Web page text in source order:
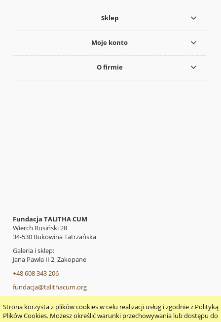
Strona korzysta z plików cookies w celu realizacji usług i zgodnie z Polityką
Plików Cookies. Możesz określić warunki przechowywania lub dostępu do
Sklep
Moje konto
O firmie
Fundacja TALITHA CUM
Wierch Rusiński 28
34-530 Bukowina Tatrzańska
Galeria i sklep:
Jana Pawła II 2, Zakopane
+48 608 343 206
fundacja@talithacum.org
pokaż pełną wersję strony